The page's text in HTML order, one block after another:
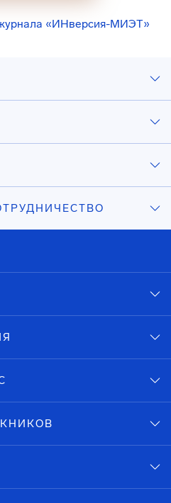
«ИНверсия-МИЭТ»